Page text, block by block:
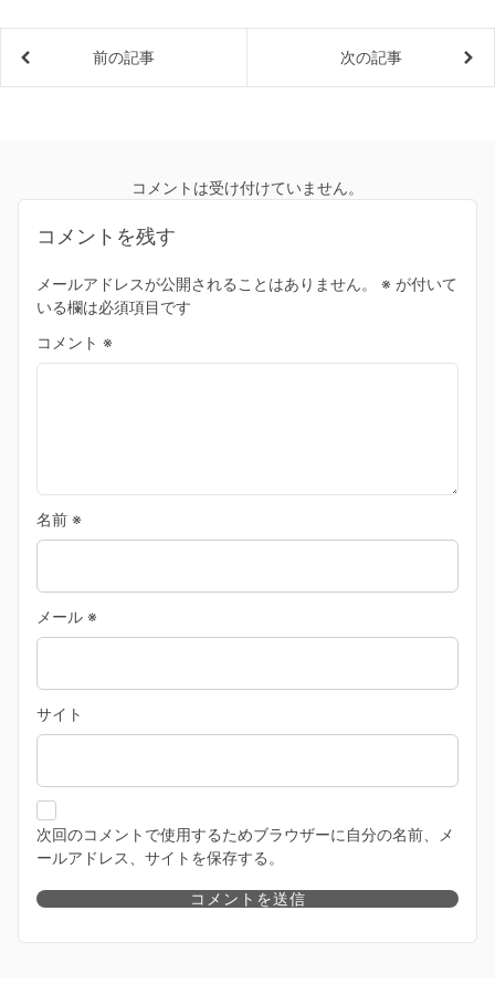
前の記事 次の記事
コメントは受け付けていません。
コメントを残す
メールアドレスが公開されることはありません。 ※ が付いて
いる欄は必須項目です
コメント ※
名前 ※
メール ※
サイト
次回のコメントで使用するためブラウザーに自分の名前、メ
ールアドレス、サイトを保存する。